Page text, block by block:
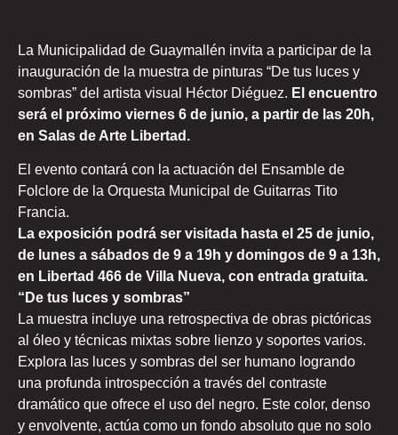
La Municipalidad de Guaymallén invita a participar de la
inauguración de la muestra de pinturas “De tus luces y
sombras” del artista visual Héctor Diéguez. El encuentro
será el próximo viernes 6 de junio, a partir de las 20h,
en Salas de Arte Libertad.
El evento contará con la actuación del Ensamble de
Folclore de la Orquesta Municipal de Guitarras Tito
Francia.
La exposición podrá ser visitada hasta el 25 de junio,
de lunes a sábados de 9 a 19h y domingos de 9 a 13h,
en Libertad 466 de Villa Nueva, con entrada gratuita.
“De tus luces y sombras”
La muestra incluye una retrospectiva de obras pictóricas
al óleo y técnicas mixtas sobre lienzo y soportes varios.
Explora las luces y sombras del ser humano logrando
una profunda introspección a través del contraste
dramático que ofrece el uso del negro. Este color, denso
y envolvente, actúa como un fondo absoluto que no solo